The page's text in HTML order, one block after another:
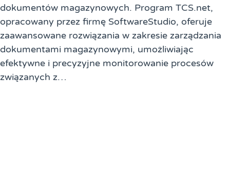
dokumentów magazynowych. Program TCS.net,
opracowany przez firmę SoftwareStudio, oferuje
zaawansowane rozwiązania w zakresie zarządzania
dokumentami magazynowymi, umożliwiając
efektywne i precyzyjne monitorowanie procesów
związanych z…